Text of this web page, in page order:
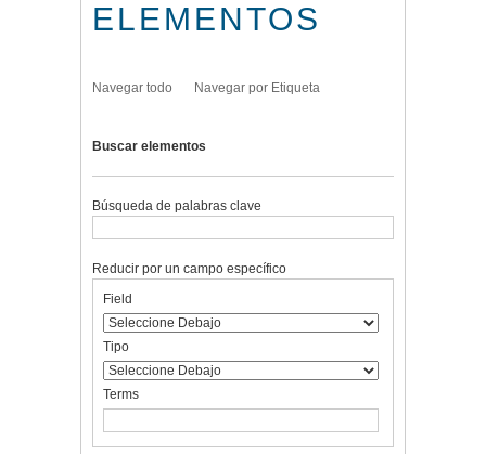
ELEMENTOS
Navegar todo Navegar por Etiqueta
Buscar elementos
Búsqueda de palabras clave
rows
"Reducir
por
específico":
Reducir por un campo específico
de
búsqueda
de
búsqueda
de
búsqueda
de
Búsqueda
Field
Tipo
Terms